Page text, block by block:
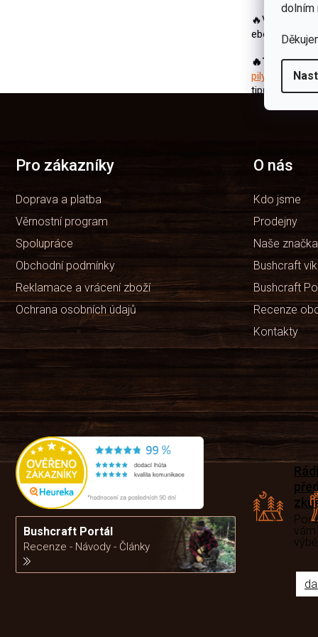
dolním
🔥Víme, jak
ebooku —
🔥TIP:Už
pily
,
tipů.
Pro zákazníky
Doprava a platba
Věrnostní program
Spolupráce
Obchodní podmínky
Reklamace a vrácení zboží
Ochrana osobních údajů
O nás
Kdo jsme
Prodejny
Naše
Bushcraft
Bushcraft
Recenze
Kontakty
Bushcraft Portál
Recenze - Návody - Články
Rádi
vám